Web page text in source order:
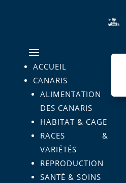
ACCUEIL
CANARIS
ALIMENTATION
DES CANARIS
HABITAT & CAGE
RACES &
VARIÉTÉS
REPRODUCTION
SANTÉ & SOINS